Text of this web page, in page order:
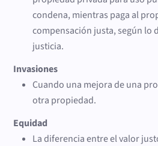
condena, mientras paga al
compensación justa, según lo
justicia.
Invasiones
Cuando una mejora de una
otra propiedad.
Equidad
La diferencia entre el valor